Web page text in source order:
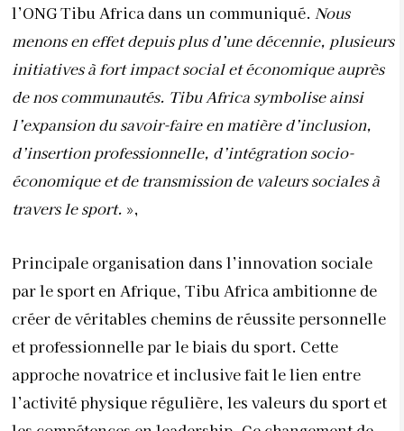
l’ONG Tibu Africa dans un communiqué. Nous
menons en effet depuis plus d’une décennie, plusieurs
initiatives à fort impact social et économique auprès
de nos communautés. Tibu Africa symbolise ainsi
l’expansion du savoir-faire en matière d’inclusion,
d’insertion professionnelle, d’intégration socio-
économique et de transmission de valeurs sociales à
travers le sport. »,
Principale organisation dans l’innovation sociale
par le sport en Afrique, Tibu Africa ambitionne de
créer de véritables chemins de réussite personnelle
et professionnelle par le biais du sport. Cette
approche novatrice et inclusive fait le lien entre
l’activité physique régulière, les valeurs du sport et